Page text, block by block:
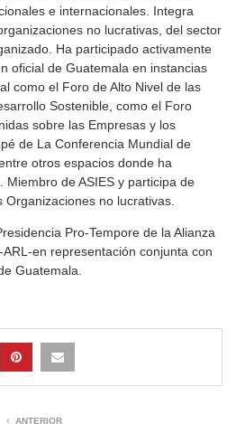
e internacionales. Integra
no lucrativas, del sector
Ha participado activamente
oficial de Guatemala en instancias
como el Foro de Alto Nivel de las
Sostenible, como el Foro
sobre las Empresas y los
de La Conferencia Mundial de
otros espacios donde ha
Miembro de ASIES y participa de
no lucrativas.
Pro-Tempore de la Alianza
en representación conjunta con
Guatemala.
ANTERIOR